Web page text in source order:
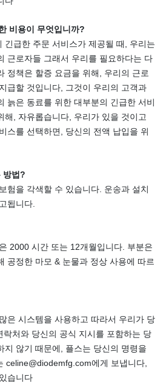
비용이 무엇입니까?
긴급한 주문 서비스가 제공될 때, 우리는
근로자들 그래서 우리를 필요하다는 다
정책은 할증 요금을 위해, 우리의 근로
급할 것입니다, 그것이 우리의 고객과
늙은 동료를 위한 대부분의 긴급한 서비
해, 자유롭습니다, 우리가 있을 것이고
스를 선택하면, 당신의 전액 납입을 위
방법?
험을 각색할 수 있습니다. 운송과 설치
됩니다.
2000 시간 또는 12개월입니다. 부분은
공정한 마모 & 눈물과 정상 사용에 따르
은 시스템을 사용하고 따라서 우리가 당
락처와 당신의 공식 지시를 포함하는 당
지 않기 때문에, 플스는 당신의 명령을
celine@diodemfg.com에게 보냅니다,
습니다